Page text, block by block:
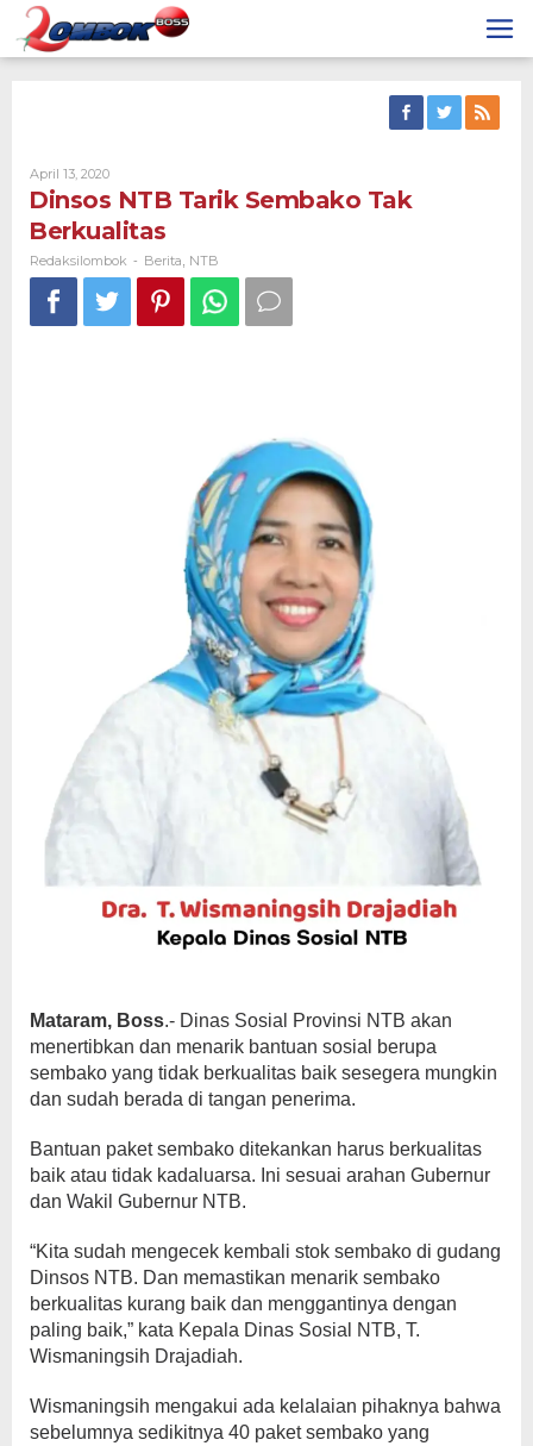
Skip
content
April 13, 2020By
Redaksilombok
Dinsos NTB Tarik Sembako Tak
Berkualitas
Redaksilombok - Berita NTB
Mataram, Boss.- Dinas Sosial Provinsi NTB akan
menertibkan dan menarik bantuan sosial berupa
sembako yang tidak berkualitas baik sesegera mungkin
dan sudah berada di tangan penerima.
Bantuan paket sembako ditekankan harus berkualitas
baik atau tidak kadaluarsa. Ini sesuai arahan Gubernur
dan Wakil Gubernur NTB.
“Kita sudah mengecek kembali stok sembako di gudang
Dinsos NTB. Dan memastikan menarik sembako
berkualitas kurang baik dan menggantinya dengan
paling baik,” kata Kepala Dinas Sosial NTB, T.
Wismaningsih Drajadiah.
Wismaningsih mengakui ada kelalaian pihaknya bahwa
sebelumnya sedikitnya 40 paket sembako yang